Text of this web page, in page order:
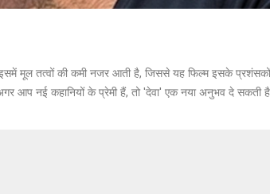
मूल तत्वों की कमी नजर आती है, जिससे यह फिल्म इसके
आप नई कहानियों के प्रेमी हैं, तो 'देवा' एक नया अनुभव दे सकती